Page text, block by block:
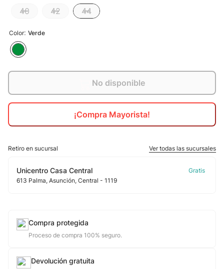
Color: Verde
40 42 44
No disponible
¡Compra Mayorista!
Retiro en sucursal Ver todas las sucursales
Unicentro Casa Central
613 Palma, Asunción, Central - 1119
Compra protegida
Proceso de compra 100% seguro.
Devolución gratuita
9
10